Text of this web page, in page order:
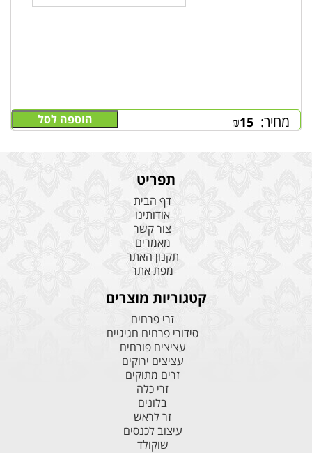
מחיר: ₪15 הוספה לסל
תפריט
דף הבית
אודותינו
צור קשר
מאמרים
תקנון האתר
מפת אתר
קטגוריות מוצרים
זרי פרחים
סידורי פרחים חגיגיים
עציצים פורחים
עציצים ירוקים
זרים מתוקים
זרי כלה
בלונים
זר לראש
עיצוב לכנסים
שוקולד